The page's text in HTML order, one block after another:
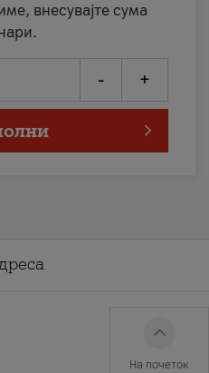
внесувајте сума
- +
На почеток